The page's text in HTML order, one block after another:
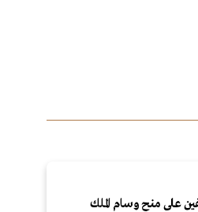
على منح وسام الملك